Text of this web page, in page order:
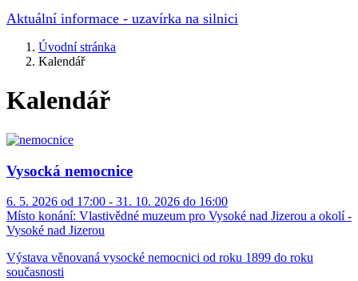
Aktuální informace - uzavírka na silnici
Úvodní stránka
Kalendář
Kalendář
Vysocká nemocnice
6. 5. 2026 od 17:00 - 31. 10. 2026 do 16:00
Místo konání: Vlastivědné muzeum pro Vysoké nad Jizerou a okolí -
Vysoké nad Jizerou
Výstava věnovaná vysocké nemocnici od roku 1899 do roku
současnosti